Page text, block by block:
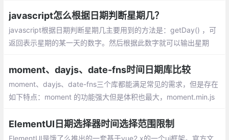
javascript怎么根据日期判断星期几？
javascript根据日期判断星期几主要用到的方法是：getDay() ，可
返回表示星期的某一天的数字。然后根据此数字就可以输出星期
moment、dayjs、date-fns时间日期库比较
moment、dayjs、date-fns三个库都能满足常见的需求，但是存在
如下特点：moment 的功能强大但是体积也最大，moment.min.js
载，体积可以最小化；
ElementUI日期选择器时间选择范围限制
ElementUI是饿了么推出的一套基于vue2.x的一个ui框架。官方文